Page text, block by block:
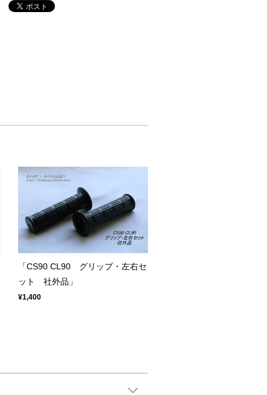
「CS90 CL90 グリップ・左右セ
ット 社外品」
¥1,400